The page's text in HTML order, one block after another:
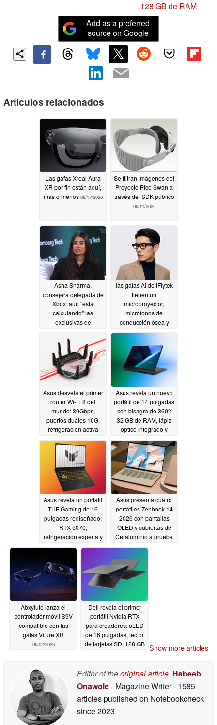
128 GB de RAM
Add as a preferred
source on Google
Artículos relacionados
Las gafas Xreal Aura
XR por fin están aquí,
más o menos 06/17/2026
Se filtran imágenes del
Proyecto Pico Swan a
través del SDK público
06/11/2026
Asha Sharma,
consejera delegada de
Xbox: aún "está
calculando" las
exclusivas de
las gafas AI de iFlytek
tienen un
microproyector,
micrófonos de
conducción ósea y
Asus desvela el primer
router Wi-Fi 8 del
mundo: 30Gbps,
puertos duales 10G,
refrigeración activa
06/02/2026
Asus revela un nuevo
portátil de 14 pulgadas
con bisagra de 360º:
32 GB de RAM, lápiz
óptico integrado y
06/02/2026
Asus revela un portátil
TUF Gaming de 16
pulgadas rediseñado:
RTX 5070,
refrigeración experta y
06/02/2026
Asus presenta cuatro
portátiles Zenbook 14
2026 con pantallas
OLED y cubiertas de
Ceraluminio a prueba
Abxylute lanza el
controlador móvil S9V
compatible con las
gafas Viture XR
06/02/2026
Dell revela el primer
portátil Nvidia RTX
para creadores: oLED
de 16 pulgadas, lector
de tarjetas SD, 128 GB Show more articles
Editor of theoriginal article: Habeeb
Onawole- Magazine Writer- 1585
articles published on Notebookcheck
since 2023